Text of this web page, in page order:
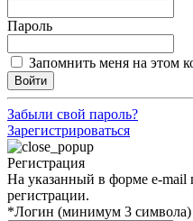
Пароль
Запомнить меня на этом
Войти
Забыли свой пароль?
Зарегистрироваться
Регистрация
На указанный в форме e-mail
регистрации.
*Логин (минимум 3 символа)